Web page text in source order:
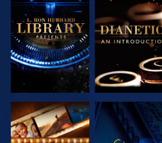
SERIE
ENTDECKEN
SERIE
ENTDECKEN
SERIE
ANSEHEN